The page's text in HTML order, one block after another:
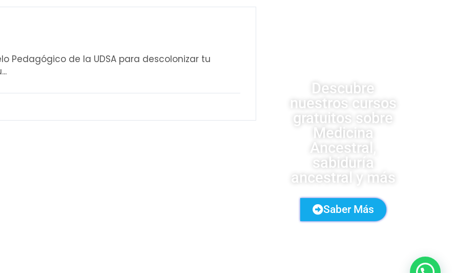
Pedagógico de la UDSA para descolonizar tu
Descubre
nuestros cursos
gratuitos sobre
Medicina
Ancestral,
sabiduría
ancestral y más
Saber Más